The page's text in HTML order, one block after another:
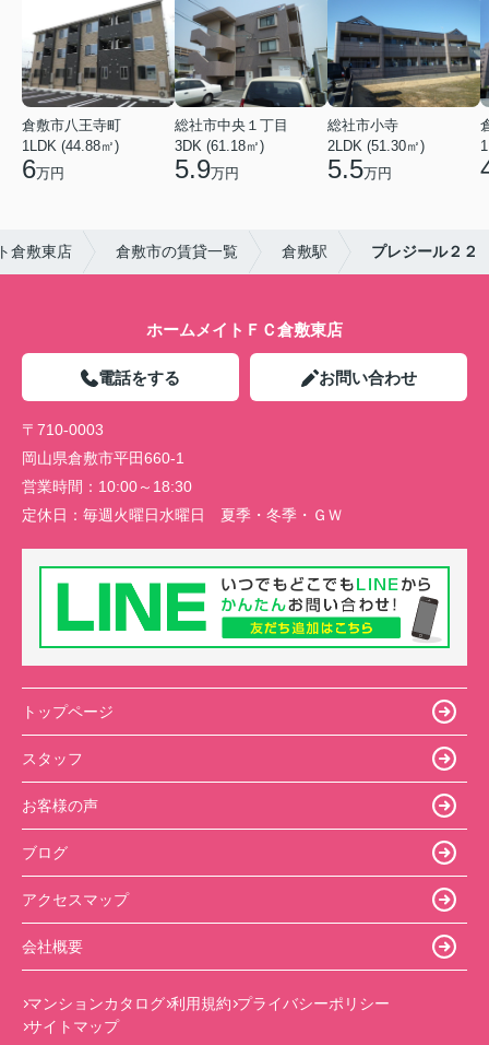
倉敷市八王寺町
1LDK (44.88㎡)
6万円
総社市中央１丁目
3DK (61.18㎡)
5.9万円
総社市小寺
2LDK (51.30㎡)
5.5万円
倉敷東店 倉敷市の賃貸一覧 倉敷駅 プレジール２２
ホームメイトＦＣ倉敷東店
電話をする お問い合わせ
〒710-0003
岡山県倉敷市平田660-1
営業時間： 10:00～18:30
定休日： 毎週火曜日水曜日 夏季・冬季・ＧＷ
トップページ
スタッフ
お客様の声
ブログ
アクセスマップ
会社概要
マンションカタログ 利用規約 プライバシーポリシー
サイトマップ